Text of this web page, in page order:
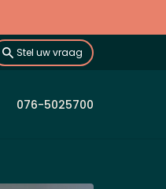
Stel uw vraag
076-5025700